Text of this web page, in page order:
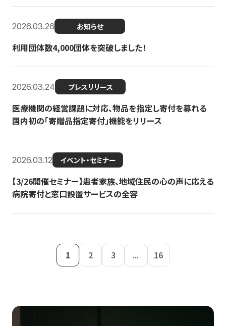
2026.03.26 お知らせ
利用団体数4,000団体を突破しました！
2026.03.24 プレスリリース
医療機関の経営課題に対応、物品を指定し寄付を募れる
国内初の「寄贈品指定寄付」機能をリリース
2026.03.12 イベント・セミナー
【3/26開催セミナー】患者家族、地域住民の心の声に応える
病院寄付と窓口設置サービスの全容
1 2 3 ... 16